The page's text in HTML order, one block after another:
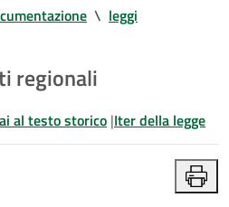
\ leggi
regionali
al testo storico |Iter della legge